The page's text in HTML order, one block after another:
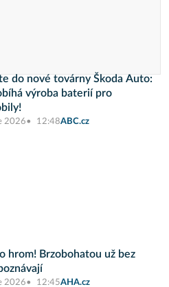
do nové továrny Škoda Auto:
výroba baterií pro
2026 12:48ABC.cz
hrom! Brzobohatou už bez
2026 12:45AHA.cz